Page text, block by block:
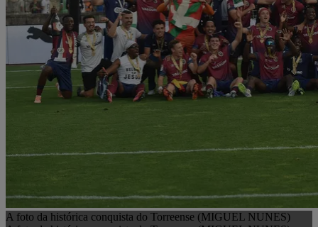
A foto da histórica conquista do Torreense (MIGUEL NUNES)